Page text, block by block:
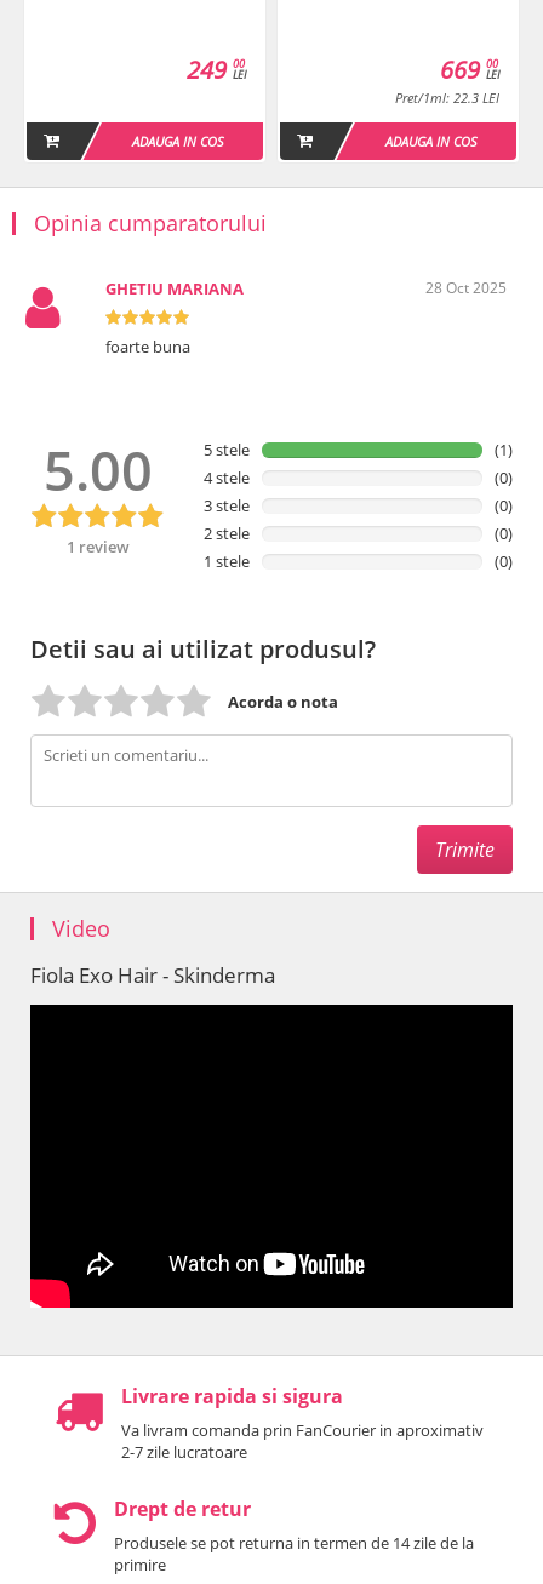
00
LEI
249
ADAUGA IN COS
00
LEI
669
Pret/1ml: 22.3 LEI
ADAUGA IN COS
Opinia cumparatorului
GHETIU MARIANA 28 Oct 2025
foarte buna
5.00
1 review
5 stele
(1)
4 stele
(0)
3 stele
(0)
2 stele
(0)
1 stele
(0)
Detii sau ai utilizat produsul?
Acorda o nota
Video
Fiola Exo Hair - Skinderma
Livrare rapida si sigura
Va livram comanda prin FanCourier in aproximativ
2-7 zile lucratoare
Drept de retur
Produsele se pot returna in termen de 14 zile de la
primire